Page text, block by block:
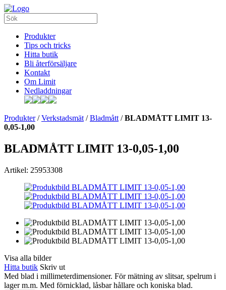
Produkter
Tips och tricks
Hitta butik
Bli återförsäljare
Kontakt
Om Limit
Nedladdningar
Produkter/Verkstadsmät /Bladmått /BLADMÅTT LIMIT 13-
0,05-1,00
BLADMÅTT LIMIT 13-0,05-1,00
Artikel: 25953308
Visa alla bilder
Hitta butik Skriv ut
Med blad i millimeterdimensioner. För mätning av slitsar, spelrum i
lager m.m. Med förnicklad, låsbar hållare och koniska blad.